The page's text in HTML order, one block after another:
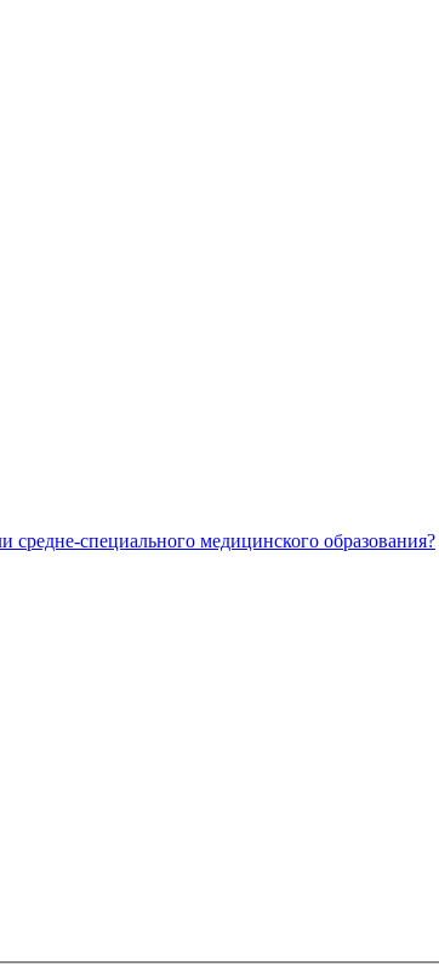
специального медицинского образования?